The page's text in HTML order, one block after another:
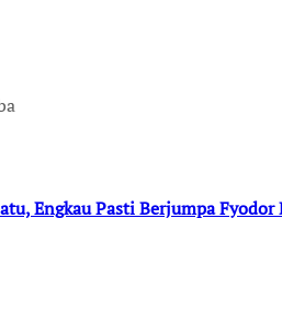
Engkau Pasti Berjumpa Fyodor